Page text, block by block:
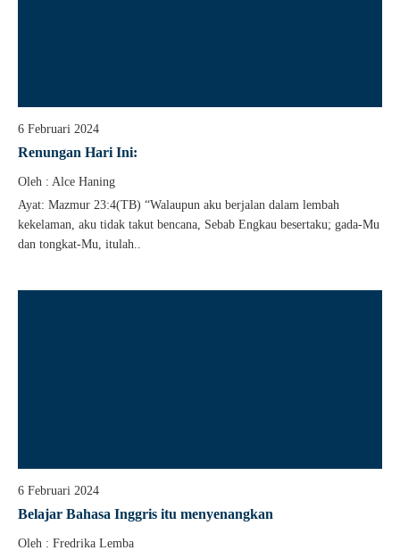
6 Februari 2024
Renungan Hari Ini:
Oleh : Alce Haning
Ayat: Mazmur 23:4(TB) “Walaupun aku berjalan dalam lembah
kekelaman, aku tidak takut bencana, Sebab Engkau besertaku; gada-Mu
dan tongkat-Mu, itulah..
6 Februari 2024
Belajar Bahasa Inggris itu menyenangkan
Oleh : Fredrika Lemba